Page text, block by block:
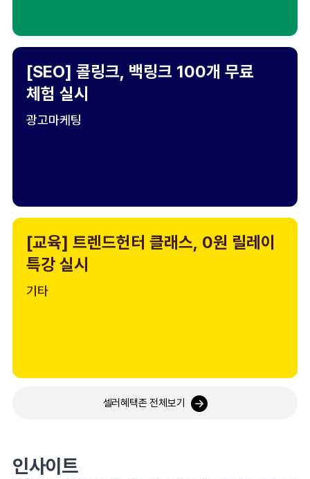
[SEO] 콜링크, 백링크 100개 무료
체험 실시
광고마케팅
[교육] 트렌드헌터 클래스, 0원 릴레이
특강 실시
기타
셀러혜택존 전체보기
인사이트